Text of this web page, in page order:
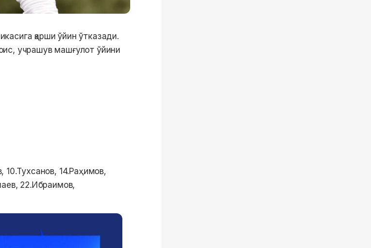
қарши ўйин ўтказади.
учрашув машғулот ўйини
10.Тухсанов, 14.Раҳимов,
22.Ибраимов,